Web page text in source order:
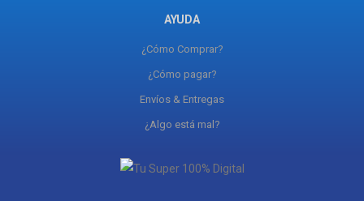
AYUDA
¿Cómo Comprar?
¿Cómo pagar?
Envíos & Entregas
¿Algo está mal?